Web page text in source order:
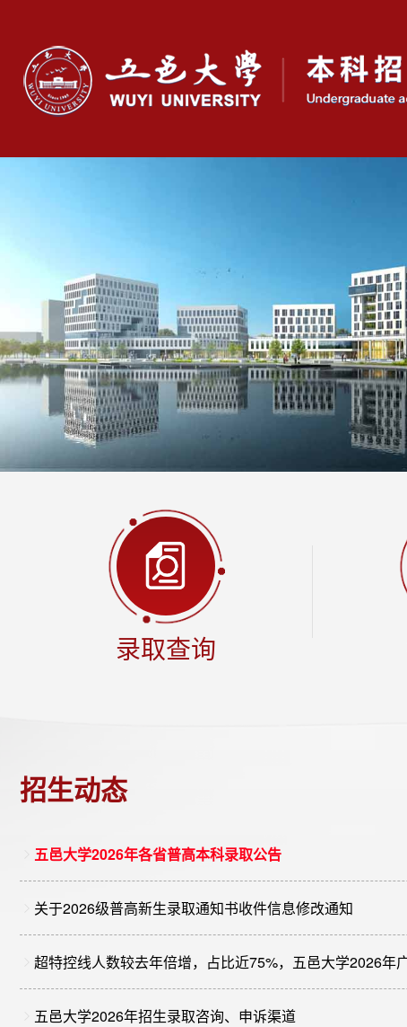
录取查询
招生动态
五邑大学2026年各省普高本科录取公告
关于2026级普高新生录取通知书收件信息修改通知
五邑大学2026年招生录取咨询、申诉渠道